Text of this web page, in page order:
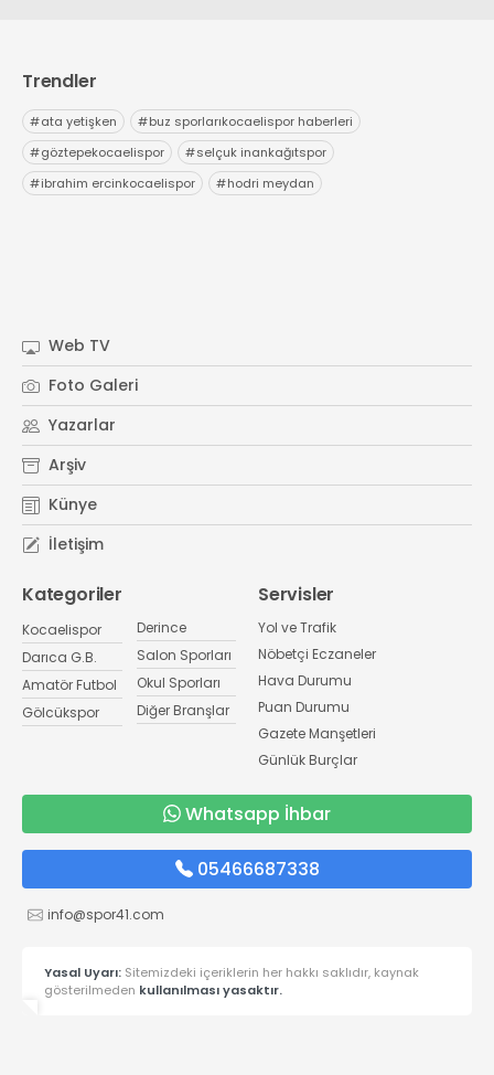
Trendler
#ata yetişken #buz sporlarıkocaelispor haberleri
#göztepekocaelispor #selçuk inankağıtspor
#ibrahim ercinkocaelispor #hodri meydan
Web TV
Foto Galeri
Yazarlar
Arşiv
Künye
İletişim
Kategoriler
Kocaelispor
Darıca G.B.
Amatör Futbol
Gölcükspor
Derince
Salon Sporları
Okul Sporları
Diğer Branşlar
Servisler
Yol ve Trafik
Nöbetçi Eczaneler
Hava Durumu
Puan Durumu
Gazete Manşetleri
Günlük Burçlar
Whatsapp İhbar
05466687338
info@spor41.com
Yasal Uyarı: Sitemizdeki içeriklerin her hakkı saklıdır, kaynak
gösterilmeden kullanılması yasaktır.